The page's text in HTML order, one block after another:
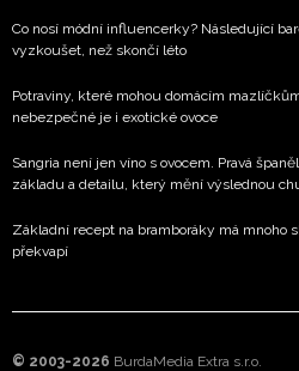
Co nosí módní influencerky? Následující
vyzkoušet, než skončí léto
Potraviny, které mohou domácím
nebezpečné je i exotické ovoce
Sangria není jen víno s ovocem. Pravá
základu a detailu, který mění výslednou
Základní recept na bramboráky má mnoho
překvapí
© 2003-2026 BurdaMedia Extra s.r.o.